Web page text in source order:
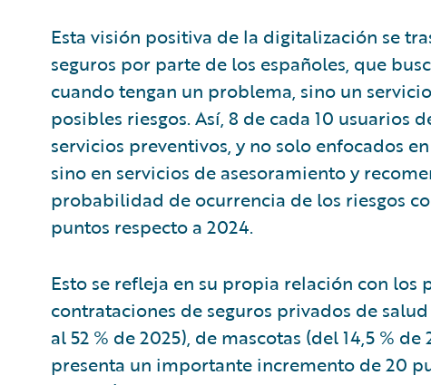
Esta visión positiva de la digitalización se
seguros por parte de los españoles, que
cuando tengan un problema, sino un
posibles riesgos. Así, 8 de cada 10 usuarios
servicios preventivos, y no solo enfocados
sino en servicios de asesoramiento y
probabilidad de ocurrencia de los riesgos
puntos respecto a 2024.
Esto se refleja en su propia relación con los
contrataciones de seguros privados de
al 52 % de 2025), de mascotas (del 14,5 %
presenta un importante incremento de 20